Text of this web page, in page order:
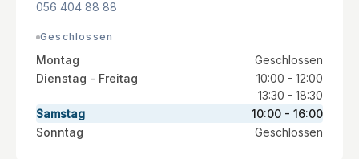
056 404 88 88
Geschlossen
Montag
Geschlossen
Dienstag - Freitag
10:00 - 12:00
13:30 - 18:30
Samstag
10:00 - 16:00
Sonntag
Geschlossen